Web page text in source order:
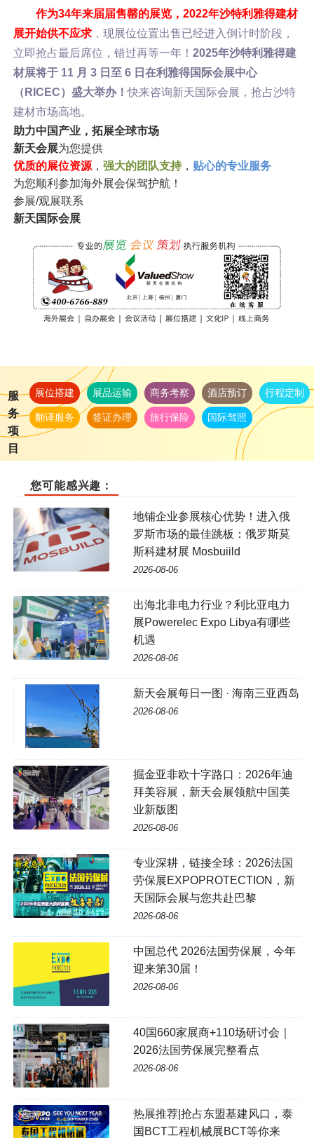
作为34年来届届售罄的展览，2022年沙特利雅得建材
展开始供不应求，现展位位置出售已经进入倒计时阶段，
立即抢占最后席位，错过再等一年！ 2025年沙特利雅得建
材展将于 11 月 3 日至 6 日在利雅得国际会展中心
（RICEC）盛大举办！快来咨询新天国际会展， 抢占沙特
建材市场高地。
助力中国产业，拓展全球市场
新天会展为您提供
优质的展位资源， 强大的团队支持， 贴心的专业服务
为您顺利参加海外展会保驾护航！
参展/观展联系
新天国际会展
服
务
项
目
展位搭建 展品运输 商务考察 酒店预订 行程定制
翻译服务 签证办理 旅行保险 国际驾照
您可能感兴趣：
地铺企业参展核心优势！进入俄
罗斯市场的最佳跳板：俄罗斯莫
斯科建材展 Mosbuiild
2026-08-06
出海北非电力行业？利比亚电力
展Powerelec Expo Libya有哪些
机遇
2026-08-06
新天会展每日一图 · 海南三亚西岛
2026-08-06
掘金亚非欧十字路口：2026年迪
拜美容展，新天会展领航中国美
业新版图
2026-08-06
专业深耕，链接全球：2026法国
劳保展EXPOPROTECTION，新
天国际会展与您共赴巴黎
2026-08-06
中国总代 2026法国劳保展，今年
迎来第30届！
2026-08-06
40国660家展商+110场研讨会｜
2026法国劳保展完整看点
2026-08-06
热展推荐|抢占东盟基建风口，泰
国BCT工程机械展BCT等你来